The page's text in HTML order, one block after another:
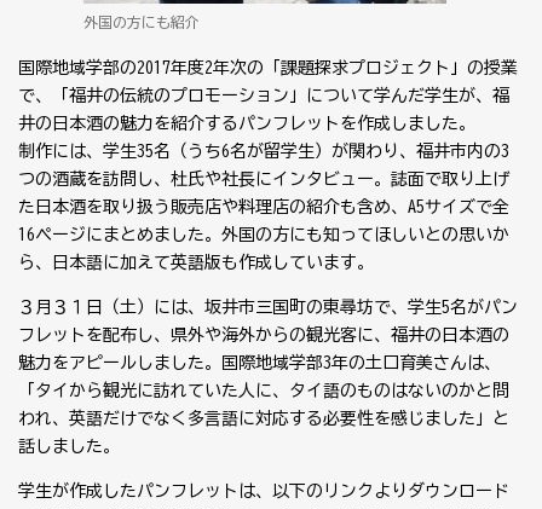
外国の方にも紹介
国際地域学部の2017年度2年次の「課題探求プロジェクト」の授業
で、「福井の伝統のプロモーション」について学んだ学生が、福
井の日本酒の魅力を紹介するパンフレットを作成しました。
制作には、学生35名（うち6名が留学生）が関わり、福井市内の3
つの酒蔵を訪問し、杜氏や社長にインタビュー。誌面で取り上げ
た日本酒を取り扱う販売店や料理店の紹介も含め、A5サイズで全
16ページにまとめました。外国の方にも知ってほしいとの思いか
ら、日本語に加えて英語版も作成しています。
３月３１日（土）には、坂井市三国町の東尋坊で、学生5名がパン
フレットを配布し、県外や海外からの観光客に、福井の日本酒の
魅力をアピールしました。国際地域学部3年の土口育美さんは、
「タイから観光に訪れていた人に、タイ語のものはないのかと問
われ、英語だけでなく多言語に対応する必要性を感じました」と
話しました。
学生が作成したパンフレットは、以下のリンクよりダウンロード